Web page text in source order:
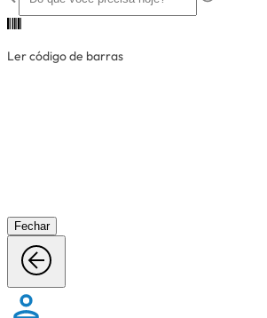
Ler código de barras
Fechar